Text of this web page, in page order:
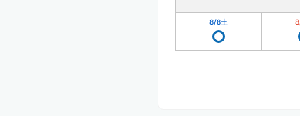
8/8土